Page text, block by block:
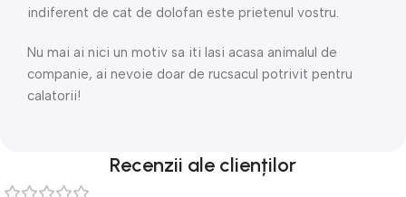
indiferent de cat de dolofan este prietenul vostru.
Nu mai ai nici un motiv sa iti lasi acasa animalul de
companie, ai nevoie doar de rucsacul potrivit pentru
calatorii!
Recenzii ale clienților